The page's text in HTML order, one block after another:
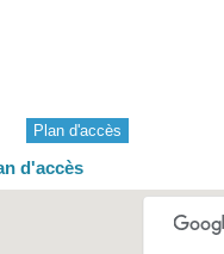
Plan d'accès
d'accès